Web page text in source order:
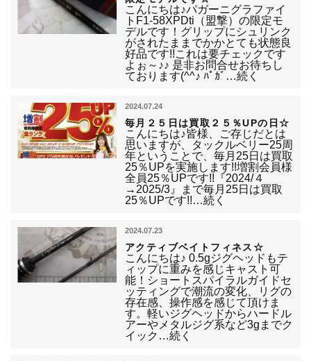
こんにちは♪パガーニグラファイ
トF1-58XPDti（盟撃）の限定モ
デルです！グリップにシュリンク
がされたままでかかとても状態良
好品です!!これは要チェックです
よぉ～♪♪ 是非お問合せお待ちし
ております(^^♪ ﾊﾟｶﾞ…続く
2024.07.24
毎月２５日は買取２５％UPの日☆
こんにちは♪皆様、ご存じだとは
思いますが、タックルベリー25周
年ということで、毎月25日は買取
25％UPを実施します!!増割会員様
全員25％UPです!!『2024/４
→2025/3』まで毎月25日は買取
25％UPです!!…続く
2024.07.23
アクティブベイトフィネス☆
こんにちは♪ 0.5gジグヘッドもテ
ィップに重みを感じキャスト可
能！ショートスパイラルガイドセ
ッティングで潮流の変化、リグの
存在感、操作感を感じて頂けま
す。軽いジグヘッドからハードル
アーやメタルジグ系など3gまでク
イック…続く